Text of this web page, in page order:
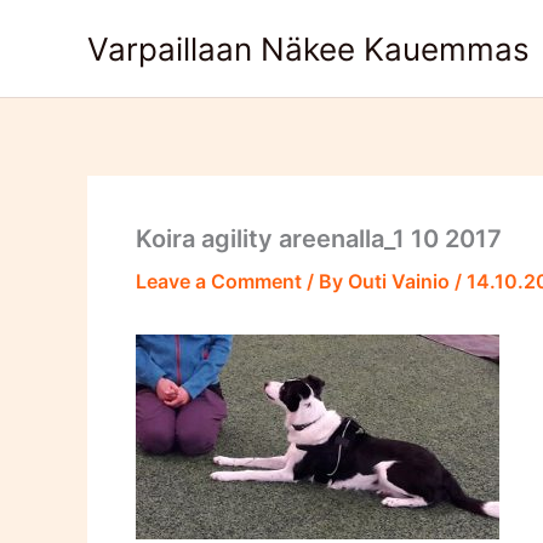
Varpaillaan Näkee Kauemmas
Koira agility areenalla_1 10 2017
Leave a Comment / By Outi Vainio /